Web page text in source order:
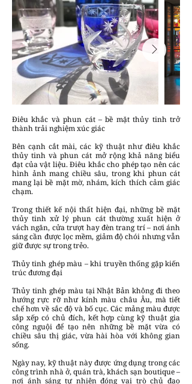
Điêu khắc và phun cát – bề mặt thủy tinh trở
thành trải nghiệm xúc giác
Bên cạnh cắt mài, các kỹ thuật như điêu khắc
thủy tinh và phun cát mở rộng khả năng biểu
đạt của vật liệu. Điêu khắc cho phép tạo nên các
hình ảnh mang chiều sâu, trong khi phun cát
mang lại bề mặt mờ, nhám, kích thích cảm giác
chạm.
Trong thiết kế nội thất hiện đại, những bề mặt
thủy tinh xử lý phun cát thường xuất hiện ở
vách ngăn, cửa trượt hay đèn trang trí – nơi ánh
sáng cần được lọc mềm, giảm độ chói nhưng vẫn
giữ được sự trong trẻo.
Thủy tinh ghép màu – khi truyền thống gặp kiến
trúc đương đại
Thủy tinh ghép màu tại Nhật Bản không đi theo
hướng rực rỡ như kính màu châu Âu, mà tiết
chế hơn về sắc độ và bố cục. Các mảng màu được
sắp xếp có chủ đích, kết hợp cùng kỹ thuật gia
công nguội để tạo nên những bề mặt vừa có
chiều sâu thị giác, vừa hài hòa với không gian
sống.
Ngày nay, kỹ thuật này được ứng dụng trong các
công trình nhà ở, quán trà, khách sạn boutique –
nơi ánh sáng tự nhiên đóng vai trò chủ đạo